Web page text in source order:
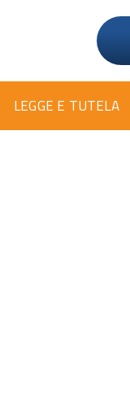
LEGGE E TUTELA